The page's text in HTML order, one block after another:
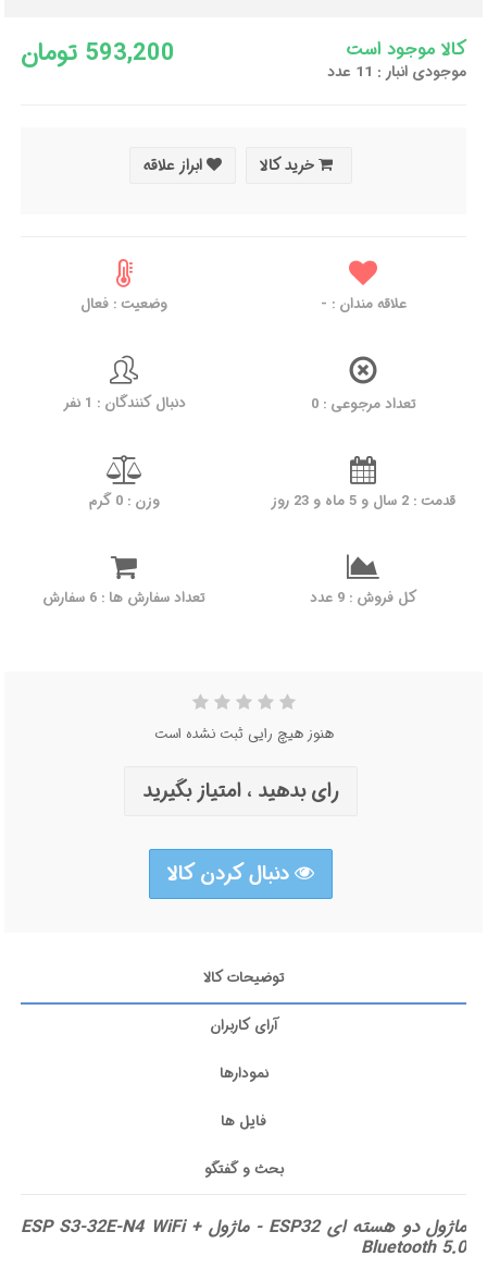
593,200 تومان کالا موجود است
موجودی انبار : 11 عدد
خرید کالا ابراز علاقه
علاقه مندان : - وضعیت : فعال
تعداد مرجوعی : 0 دنبال کنندگان : 1 نفر
قدمت : 2 سال و 5 ماه و 23 روز وزن : 0 گرم
کل فروش : 9 عدد تعداد سفارش ها : 6 سفارش
هنوز هیچ رایی ثبت نشده است
رای بدهید ، امتیاز بگیرید
دنبال کردن کالا
توضیحات کالا
آرای کاربران
نمودارها
فایل ها
بحث و گفتگو
ماژول دو هسته‌ ای ESP32 - ماژول ESP S3-32E-N4 WiFi +
Bluetooth 5.0